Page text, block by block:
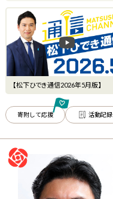
【松下ひでき通信2026年5月版】
寄附して応援 活動記録